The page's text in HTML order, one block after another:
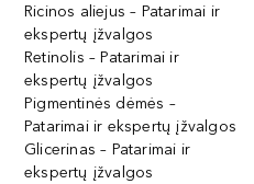
Ricinos aliejus – Patarimai ir
ekspertų įžvalgos
Retinolis – Patarimai ir
ekspertų įžvalgos
Pigmentinės dėmės –
Patarimai ir ekspertų įžvalgos
Glicerinas – Patarimai ir
ekspertų įžvalgos